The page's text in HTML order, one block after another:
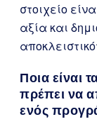
στοιχείο
αξία και
Ποια είναι
πρέπει να
ενός